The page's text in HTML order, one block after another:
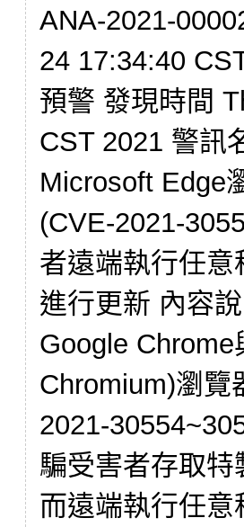
ANA-2021-
24 17:34:40
預警 發現時間
CST 2021 警訊
Microsoft Edge
(CVE-2021-
者遠端執行任
進行更新 內容
Google
Chromium)瀏覽
2021-
騙受害者存取
而遠端執行任